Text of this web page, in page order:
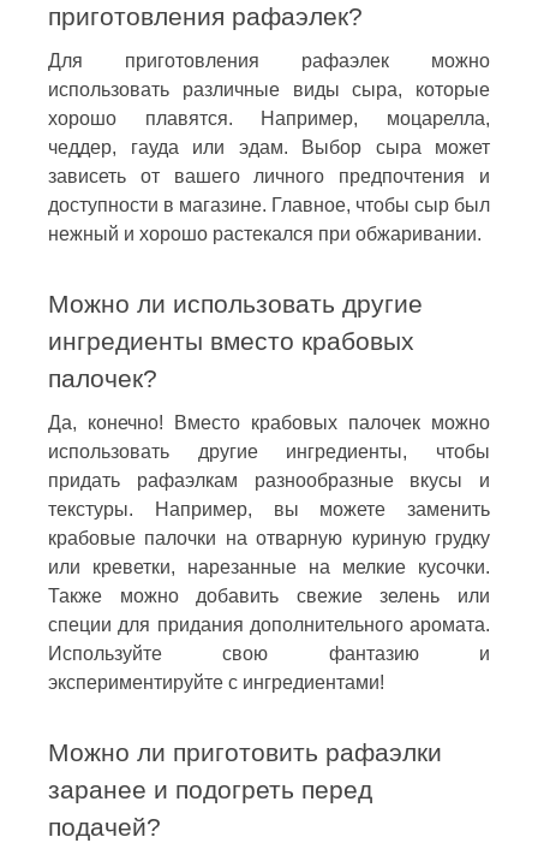
приготовления рафаэлек?
Для приготовления рафаэлек можно
использовать различные виды сыра, которые
хорошо плавятся. Например, моцарелла,
чеддер, гауда или эдам. Выбор сыра может
зависеть от вашего личного предпочтения и
доступности в магазине. Главное, чтобы сыр был
нежный и хорошо растекался при обжаривании.
Можно ли использовать другие
ингредиенты вместо крабовых
палочек?
Да, конечно! Вместо крабовых палочек можно
использовать другие ингредиенты, чтобы
придать рафаэлкам разнообразные вкусы и
текстуры. Например, вы можете заменить
крабовые палочки на отварную куриную грудку
или креветки, нарезанные на мелкие кусочки.
Также можно добавить свежие зелень или
специи для придания дополнительного аромата.
Используйте свою фантазию и
экспериментируйте с ингредиентами!
Можно ли приготовить рафаэлки
заранее и подогреть перед
подачей?